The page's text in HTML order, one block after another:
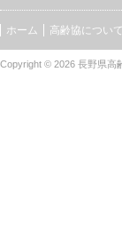
ホーム 高齢協について
Copyright © 2026 長野県高